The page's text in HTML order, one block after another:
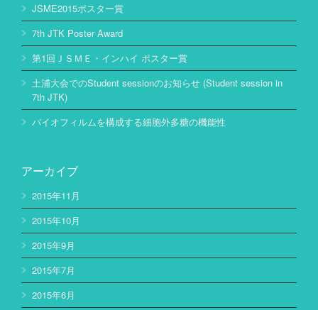
JSME2015ポスター賞
7th JTK Poster Award
第1回ＪＳＭＥ・インハイ ポスター賞
土浦大会でのStudent sessionのお知らせ (Student session in
7th JTK)
バイオフィルムを構成する細胞外多糖の機能性
アーカイブ
2015年11月
2015年10月
2015年9月
2015年7月
2015年6月